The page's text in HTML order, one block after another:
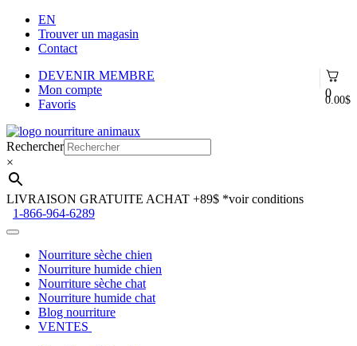
EN
Trouver un magasin
Contact
0
0.00$
DEVENIR MEMBRE
Mon compte
Favoris
Aller
à
la
navigation
Aller
au
contenu
Rechercher
×
LIVRAISON GRATUITE ACHAT +89$ *voir conditions
1-866-964-6289
Nourriture sèche chien
Nourriture humide chien
Nourriture sèche chat
Nourriture humide chat
Blog nourriture
VENTES